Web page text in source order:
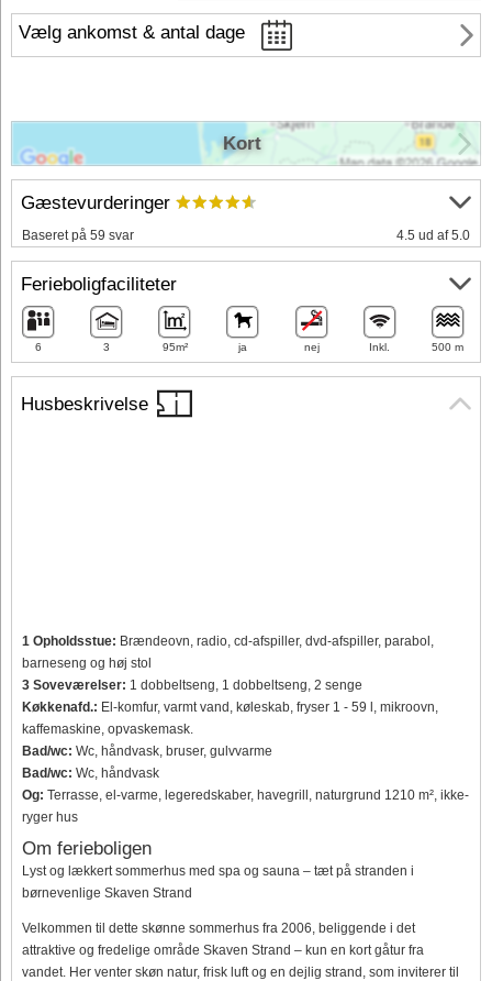
Vælg ankomst & antal dage
Husbeskrivelse
1 Opholdsstue: Brændeovn, radio, cd-afspiller, dvd-afspiller, parabol,
barneseng og høj stol
3 Soveværelser: 1 dobbeltseng, 1 dobbeltseng, 2 senge
Køkkenafd.: El-komfur, varmt vand, køleskab, fryser 1 - 59 l, mikroovn,
kaffemaskine, opvaskemask.
Bad/wc: Wc, håndvask, bruser, gulvvarme
Bad/wc: Wc, håndvask
Og: Terrasse, el-varme, legeredskaber, havegrill, naturgrund 1210 m², ikke-
ryger hus
Om ferieboligen
Lyst og lækkert sommerhus med spa og sauna – tæt på stranden i
børnevenlige Skaven Strand
Velkommen til dette skønne sommerhus fra 2006, beliggende i det
attraktive og fredelige område Skaven Strand – kun en kort gåtur fra
vandet. Her venter skøn natur, frisk luft og en dejlig strand, som inviterer til
Gæstevurderinger
Baseret på 59 svar 4.5 ud af 5.0
Ferieboligfaciliteter
6 3 95m² ja nej Inkl. 500 m
Kort